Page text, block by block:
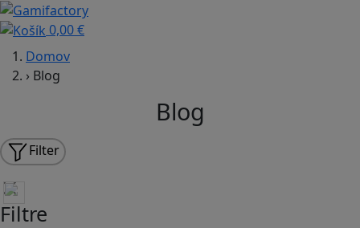
0,00 €
Domov
› Blog
Blog
Filter
Filtre